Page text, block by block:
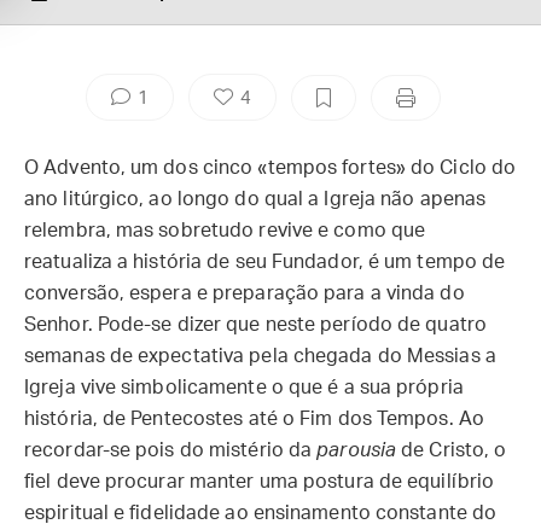
1 4
O Advento, um dos cinco «tempos fortes» do Ciclo do
ano litúrgico, ao longo do qual a Igreja não apenas
relembra, mas sobretudo revive e como que
reatualiza a história de seu Fundador, é um tempo de
conversão, espera e preparação para a vinda do
Senhor. Pode-se dizer que neste período de quatro
semanas de expectativa pela chegada do Messias a
Igreja vive simbolicamente o que é a sua própria
história, de Pentecostes até o Fim dos Tempos. Ao
recordar-se pois do mistério daparousia de Cristo, o
fiel deve procurar manter uma postura de equilíbrio
espiritual e fidelidade ao ensinamento constante do